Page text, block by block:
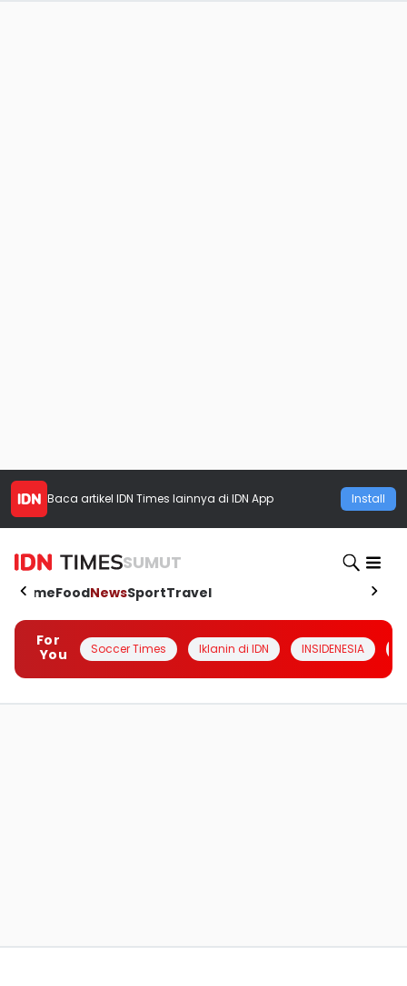
Baca artikel IDN Times lainnya di IDN App Install
SUMUT
HomeFoodNewsSportTravel
For
You
Soccer Times Iklanin di IDN INSIDENESIA